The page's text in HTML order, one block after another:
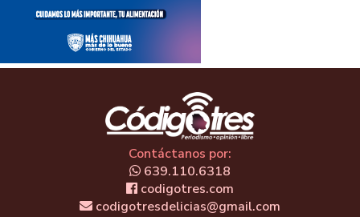
Contáctanos por:
639.110.6318
codigotres.com
codigotresdelicias@gmail.com